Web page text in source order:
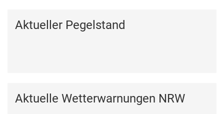
Aktueller Pegelstand
Aktuelle Wetterwarnungen NRW